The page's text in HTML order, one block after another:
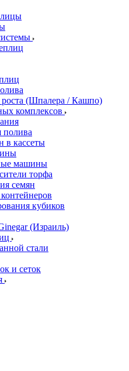
(Шпалера / Кашпо)
комплексов
в кассеты
машины
торфа
семян
кубиков
(Израиль)
стали
и сеток